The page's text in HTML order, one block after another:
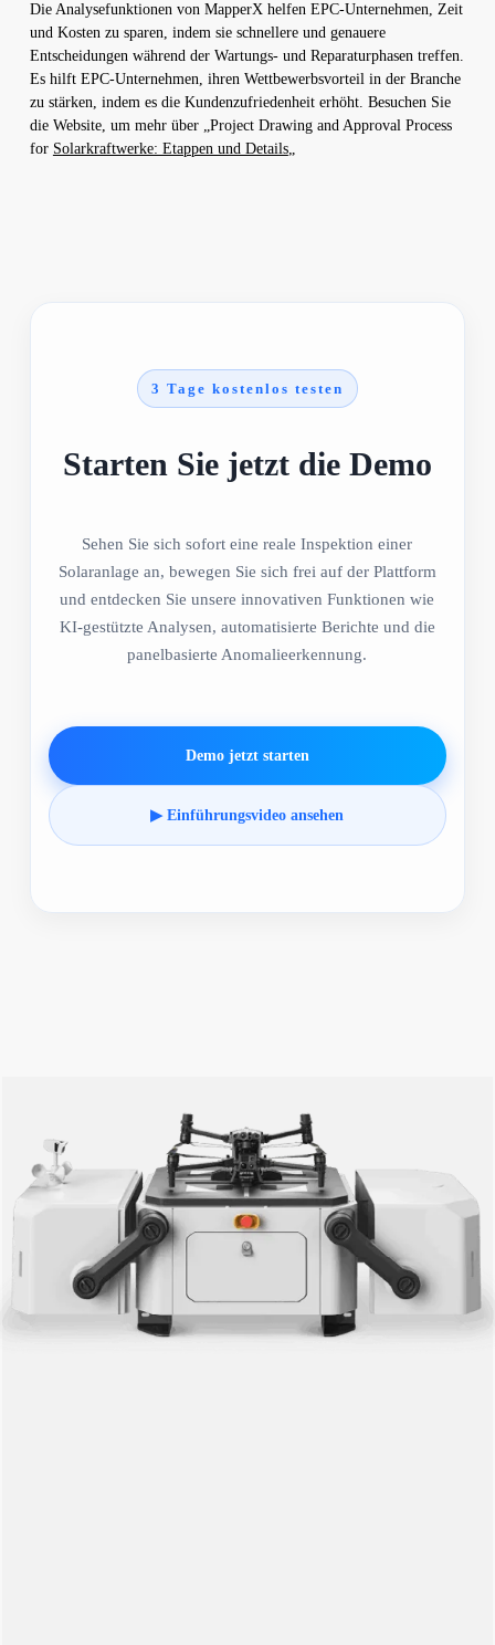
Die Analysefunktionen von MapperX helfen EPC-Unternehmen, Zeit
und Kosten zu sparen, indem sie schnellere und genauere
Entscheidungen während der Wartungs- und Reparaturphasen treffen.
Es hilft EPC-Unternehmen, ihren Wettbewerbsvorteil in der Branche
zu stärken, indem es die Kundenzufriedenheit erhöht. Besuchen Sie
die Website, um mehr über „Project Drawing and Approval Process
for Solarkraftwerke: Etappen und Details„
3 Tage kostenlos testen
Starten Sie jetzt die Demo
Sehen Sie sich sofort eine reale Inspektion einer
Solaranlage an, bewegen Sie sich frei auf der Plattform
und entdecken Sie unsere innovativen Funktionen wie
KI-gestützte Analysen, automatisierte Berichte und die
panelbasierte Anomalieerkennung.
Demo jetzt starten
▶ Einführungsvideo ansehen